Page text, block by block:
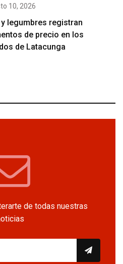
10, 2026
y legumbres registran
de precio en los
de Latacunga
de todas nuestras